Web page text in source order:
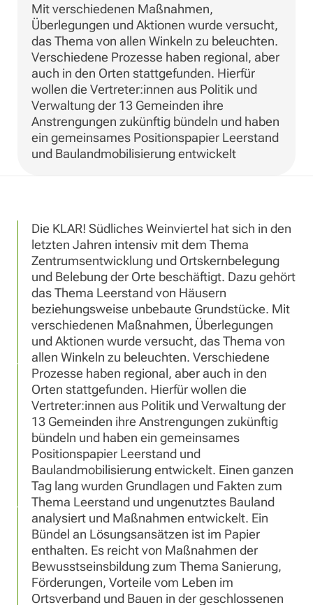
Mit verschiedenen Maßnahmen,
Überlegungen und Aktionen wurde versucht,
das Thema von allen Winkeln zu beleuchten.
Verschiedene Prozesse haben regional, aber
auch in den Orten stattgefunden. Hierfür
wollen die Vertreter:innen aus Politik und
Verwaltung der 13 Gemeinden ihre
Anstrengungen zukünftig bündeln und haben
ein gemeinsames Positionspapier Leerstand
und Baulandmobilisierung entwickelt
Die KLAR! Südliches Weinviertel hat sich in den
letzten Jahren intensiv mit dem Thema
Zentrumsentwicklung und Ortskernbelegung
und Belebung der Orte beschäftigt. Dazu gehört
das Thema Leerstand von Häusern
beziehungsweise unbebaute Grundstücke. Mit
verschiedenen Maßnahmen, Überlegungen
und Aktionen wurde versucht, das Thema von
allen Winkeln zu beleuchten. Verschiedene
Prozesse haben regional, aber auch in den
Orten stattgefunden. Hierfür wollen die
Vertreter:innen aus Politik und Verwaltung der
13 Gemeinden ihre Anstrengungen zukünftig
bündeln und haben ein gemeinsames
Positionspapier Leerstand und
Baulandmobilisierung entwickelt. Einen ganzen
Tag lang wurden Grundlagen und Fakten zum
Thema Leerstand und ungenutztes Bauland
analysiert und Maßnahmen entwickelt. Ein
Bündel an Lösungsansätzen ist im Papier
enthalten. Es reicht von Maßnahmen der
Bewusstseinsbildung zum Thema Sanierung,
Förderungen, Vorteile vom Leben im
Ortsverband und Bauen in der geschlossenen